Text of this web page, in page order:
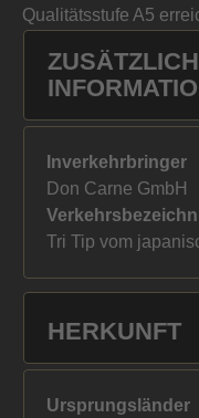
Qualitätsstufe A5
Inverkehrbringer
Don Carne GmbH
Tri Tip vom
HERKUNFT
Ursprungsländer